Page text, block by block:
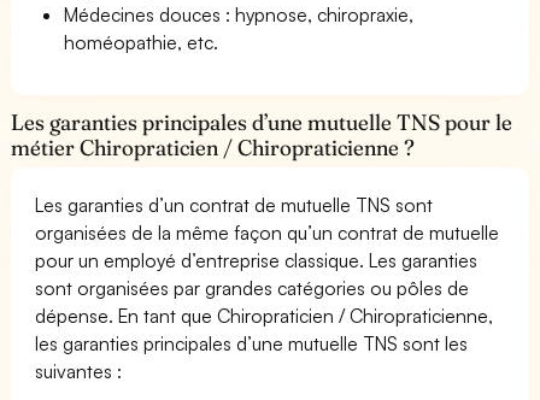
Médecines douces : hypnose, chiropraxie,
homéopathie, etc.
Les garanties principales d’une mutuelle TNS pour le
métier Chiropraticien / Chiropraticienne ?
Les garanties d’un contrat de mutuelle TNS sont
organisées de la même façon qu’un contrat de mutuelle
pour un employé d’entreprise classique. Les garanties
sont organisées par grandes catégories ou pôles de
dépense. En tant que Chiropraticien / Chiropraticienne,
les garanties principales d’une mutuelle TNS sont les
suivantes :